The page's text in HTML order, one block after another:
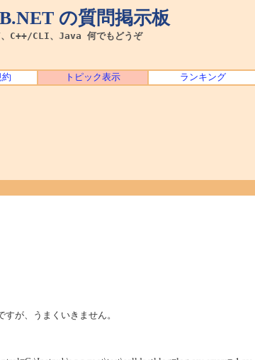
の質問掲示板
、C++/CLI、Java 何でもどうぞ
トピック表示 ランキング
が、うまくいきません。